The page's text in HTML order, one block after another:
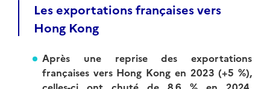
Les exportations françaises vers
Hong Kong
Après une reprise des exportations
françaises vers Hong Kong en 2023 (+5 %),